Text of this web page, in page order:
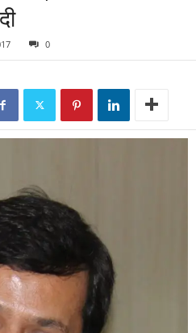
0